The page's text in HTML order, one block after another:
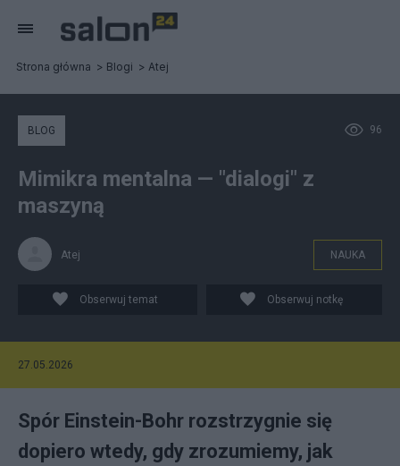
Strona główna Blogi Atej
96
BLOG
Mimikra mentalna — "dialogi" z
maszyną
Atej NAUKA
Obserwuj temat Obserwuj notkę
27.05.2026
Spór Einstein-Bohr rozstrzygnie się
dopiero wtedy, gdy zrozumiemy, jak